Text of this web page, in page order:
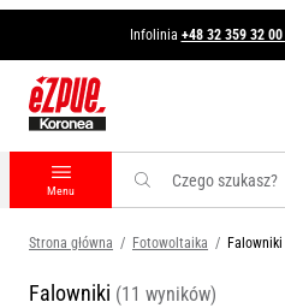
Infolinia +48 32 359 32 00
Menu
produktów
Strona główna / Fotowoltaika / Falowniki
Falowniki (11 wyników)